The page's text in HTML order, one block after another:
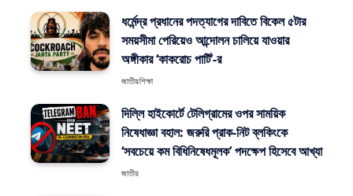
ধর্মেন্দ্র প্রধানের পদত্যাগের দাবিতে বিকেল ৫টার
সময়সীমা পেরিয়েও আন্দোলন চালিয়ে যাওয়ার
অঙ্গীকার ‘কাকরোচ পার্টি’-র
জাতীয়শিক্ষা
দিল্লি হাইকোর্টে টেলিগ্রামের ওপর সাময়িক
নিষেধাজ্ঞা বহাল: জরুরি প্রাক-নিট ব্লকিংকে
‘সবচেয়ে কম বিধিনিষেধমূলক’ পদক্ষেপ হিসেবে আখ্যা
জাতীয়